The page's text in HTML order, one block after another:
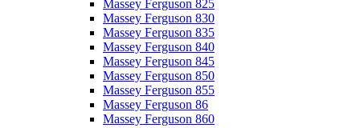
Massey Ferguson 825
Massey Ferguson 830
Massey Ferguson 835
Massey Ferguson 840
Massey Ferguson 845
Massey Ferguson 850
Massey Ferguson 855
Massey Ferguson 86
Massey Ferguson 860